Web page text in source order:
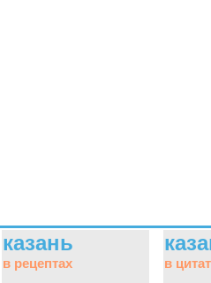
казань
в рецептах в